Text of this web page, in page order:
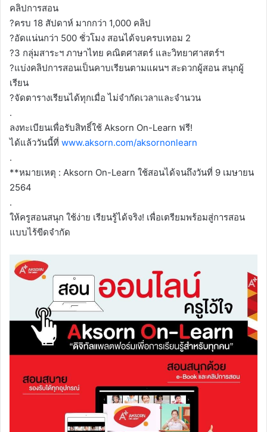
คลิปการสอน
?ครบ 18 สัปดาห์ มากกว่า 1,000 คลิป
?อัดแน่นกว่า 500 ชั่วโมง สอนได้จบครบเทอม 2
?3 กลุ่มสาระฯ ภาษาไทย คณิตศาสตร์ และวิทยาศาสตร์ฯ
?แบ่งคลิปการสอนเป็นคาบเรียนตามแผนฯ สะดวกผู้สอน สนุกผู้
เรียน
?จัดตารางเรียนได้ทุกเมื่อ ไม่จำกัดเวลาและจำนวน
.
ลงทะเบียนเพื่อรับสิทธิ์ใช้ Aksorn On-Learn ฟรี!
ได้แล้ววันนี้ที่ www.aksorn.com/aksornonlearn
.
**หมายเหตุ : Aksorn On-Learn ใช้สอนได้จนถึงวันที่ 9 เมษายน
2564
.
ให้ครูสอนสนุก ใช้ง่าย เรียนรู้ได้จริง! เพื่อเตรียมพร้อมสู่การสอน
แบบไร้ขีดจำกัด